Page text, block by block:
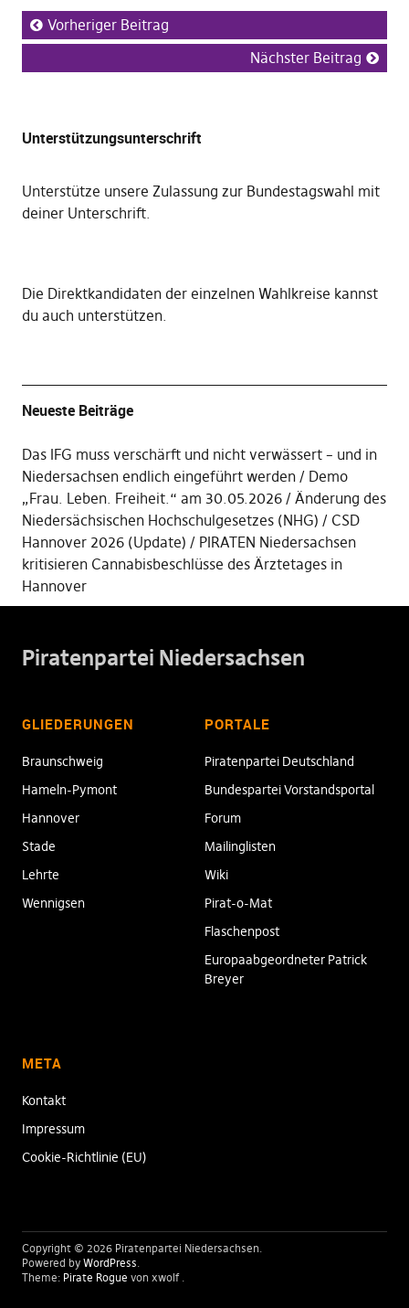
Vorheriger Beitrag
Nächster Beitrag
Unterstützungsunterschrift
Unterstütze unsere Zulassung zur Bundestagswahl mit
deiner Unterschrift.
Die Direktkandidaten der einzelnen Wahlkreise kannst
du auch unterstützen.
Neueste Beiträge
Das IFG muss verschärft und nicht verwässert – und in
Niedersachsen endlich eingeführt werden
Demo
„Frau. Leben. Freiheit.“ am 30.05.2026
Änderung des
Niedersächsischen Hochschulgesetzes (NHG)
CSD
Hannover 2026 (Update)
PIRATEN Niedersachsen
kritisieren Cannabisbeschlüsse des Ärztetages in
Hannover
Piratenpartei Niedersachsen
GLIEDERUNGEN
Braunschweig
Hameln-Pymont
Hannover
Stade
Lehrte
Wennigsen
PORTALE
Piratenpartei Deutschland
Bundespartei Vorstandsportal
Forum
Mailinglisten
Wiki
Pirat-o-Mat
Flaschenpost
Europaabgeordneter Patrick
Breyer
META
Kontakt
Impressum
Cookie-Richtlinie (EU)
Copyright © 2026 Piratenpartei Niedersachsen
Powered by WordPress
Theme: Pirate Rogue von xwolf